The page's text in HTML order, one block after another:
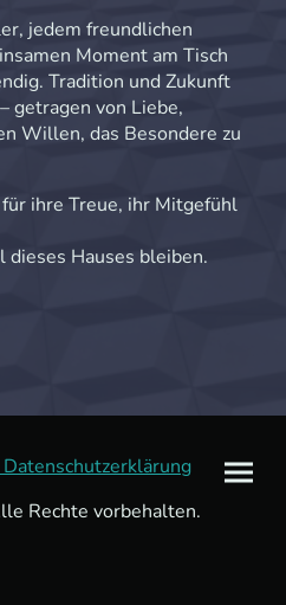
jedem freundlichen
Moment am Tisch
Tradition und Zukunft
getragen von Liebe,
Willen, das Besondere zu
ihre Treue, ihr Mitgefühl
Hauses bleiben.
Rechte vorbehalten.